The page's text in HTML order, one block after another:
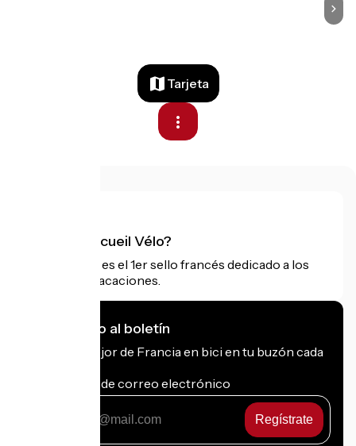
Tarjeta
¿Qué es Accueil Vélo?
Accueil Vélo es el 1er sello francés dedicado a los
ciclistas de vacaciones.
Me suscribo al boletín
Recibe lo mejor de Francia en bici en tu buzón cada
Mi dirección de correo electrónico